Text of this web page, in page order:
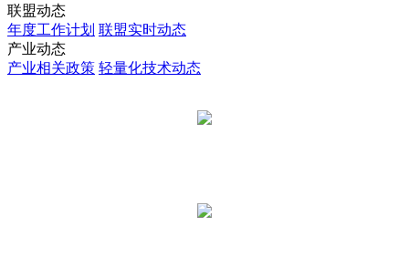
联盟动态
年度工作计划 联盟实时动态
产业动态
产业相关政策 轻量化技术动态